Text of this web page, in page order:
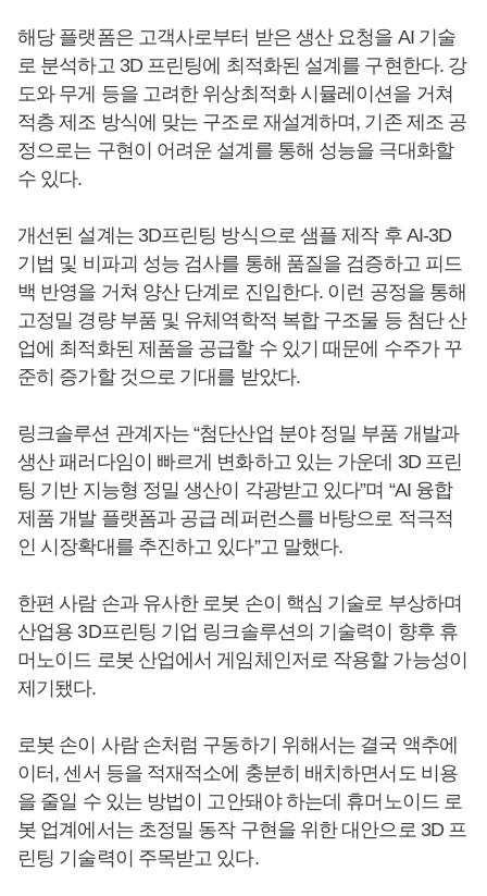
해당 플랫폼은 고객사로부터 받은 생산 요청을 AI 기술
로 분석하고 3D 프린팅에 최적화된 설계를 구현한다. 강
도와 무게 등을 고려한 위상최적화 시뮬레이션을 거쳐
적층 제조 방식에 맞는 구조로 재설계하며, 기존 제조 공
정으로는 구현이 어려운 설계를 통해 성능을 극대화할
수 있다.
개선된 설계는 3D프린팅 방식으로 샘플 제작 후 AI-3D
기법 및 비파괴 성능 검사를 통해 품질을 검증하고 피드
백 반영을 거쳐 양산 단계로 진입한다. 이런 공정을 통해
고정밀 경량 부품 및 유체역학적 복합 구조물 등 첨단 산
업에 최적화된 제품을 공급할 수 있기 때문에 수주가 꾸
준히 증가할 것으로 기대를 받았다.
링크솔루션 관계자는 “첨단산업 분야 정밀 부품 개발과
생산 패러다임이 빠르게 변화하고 있는 가운데 3D 프린
팅 기반 지능형 정밀 생산이 각광받고 있다”며 “AI 융합
제품 개발 플랫폼과 공급 레퍼런스를 바탕으로 적극적
인 시장확대를 추진하고 있다”고 말했다.
한편 사람 손과 유사한 로봇 손이 핵심 기술로 부상하며
산업용 3D프린팅 기업 링크솔루션의 기술력이 향후 휴
머노이드 로봇 산업에서 게임체인저로 작용할 가능성이
제기됐다.
로봇 손이 사람 손처럼 구동하기 위해서는 결국 액추에
이터, 센서 등을 적재적소에 충분히 배치하면서도 비용
을 줄일 수 있는 방법이 고안돼야 하는데 휴머노이드 로
봇 업계에서는 초정밀 동작 구현을 위한 대안으로 3D 프
린팅 기술력이 주목받고 있다.